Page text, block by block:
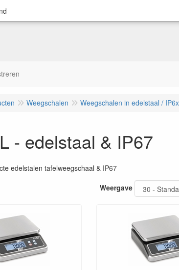
Weegschalen Weegschalen in edelstaal / IP6x
- edelstaal & IP67
edelstalen tafelweegschaal & IP67
Weergave